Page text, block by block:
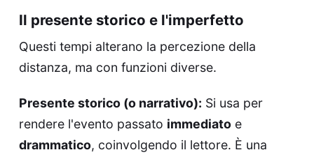
Il presente storico e l'imperfetto
Questi tempi alterano la percezione della
distanza, ma con funzioni diverse.
Presente storico (o narrativo): Si usa per
rendere l'evento passato immediatoe
drammatico, coinvolgendo il lettore. È una